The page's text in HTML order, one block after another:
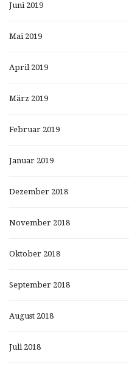
Juni 2019
Mai 2019
April 2019
März 2019
Februar 2019
Januar 2019
Dezember 2018
November 2018
Oktober 2018
September 2018
August 2018
Juli 2018